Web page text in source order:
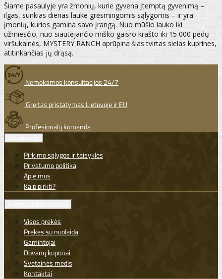
Šiame pasaulyje yra žmonių, kurie gyvena įtemptą gyvenimą –
ilgas, sunkias dienas lauke grėsmingomis sąlygomis – ir yra
įmonių, kurios gamina savo įrangą. Nuo mūšio lauko iki
užmiesčio, nuo siautėjančio miško gaisro krašto iki 15 000 pėdų
viršukalnės, MYSTERY RANCH aprūpina šias tvirtas sielas kuprines,
atitinkančias jų drąsą.
Nemokamos konsultacijos 24/7
Greitas pristatymas Lietuvoje ir EU
Profesionalų komanda
Pirkimo sąlygos ir taisyklės
Privatumo politika
Apie mus
Kaip pirkti?
Visos prekės
Prekės su nuolaida
Gamintojai
Dovanų kuponai
Svetainės medis
Kontaktai